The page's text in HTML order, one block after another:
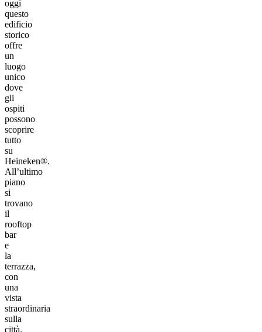
oggi
questo
edificio
storico
offre
un
luogo
unico
dove
gli
ospiti
possono
scoprire
tutto
su
Heineken®.
All’ultimo
piano
si
trovano
il
rooftop
bar
e
la
terrazza,
con
una
vista
straordinaria
sulla
città.